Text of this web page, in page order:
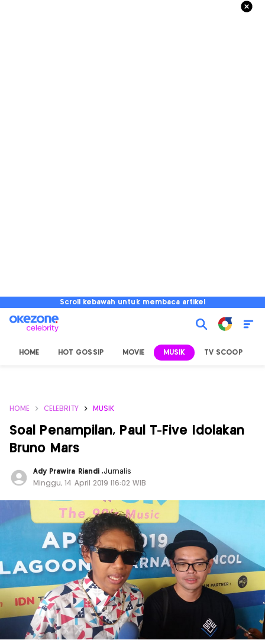
Scroll kebawah untuk membaca artikel
HOME HOT GOSSIP MOVIE MUSIK TV SCOOP
HOME CELEBRITY MUSIK
Soal Penampilan, Paul T-Five Idolakan
Bruno Mars
Ady Prawira Riandi ,Jurnalis
Minggu, 14 April 2019 |16:02 WIB